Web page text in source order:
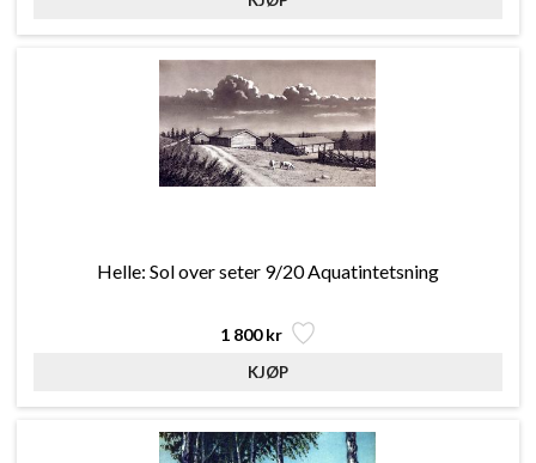
Helle: Sol over seter 9/20 Aquatintetsning
1 800 kr